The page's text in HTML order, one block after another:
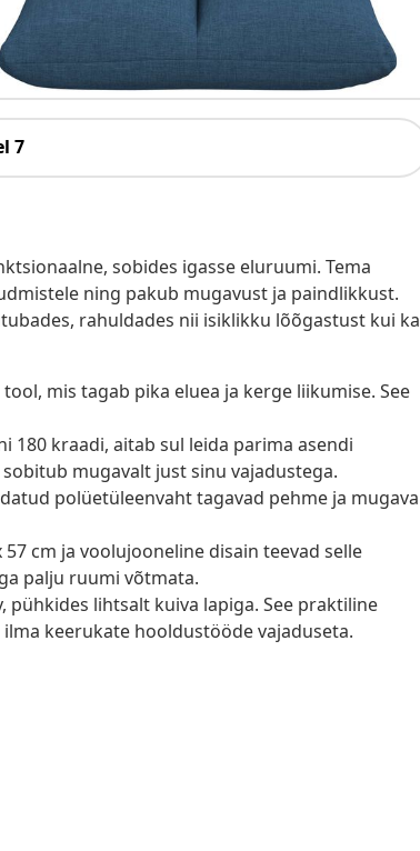
7
sobides igasse eluruumi. Tema
ning pakub mugavust ja paindlikkust.
rahuldades nii isiklikku lõõgastust kui ka
mis tagab pika eluea ja kerge liikumise. See
180 kraadi, aitab sul leida parima asendi
mugavalt just sinu vajadustega.
polüetüleenvaht tagavad pehme ja mugava
57 cm ja voolujooneline disain teevad selle
palju ruumi võtmata.
pühkides lihtsalt kuiva lapiga. See praktiline
keerukate hooldustööde vajaduseta.